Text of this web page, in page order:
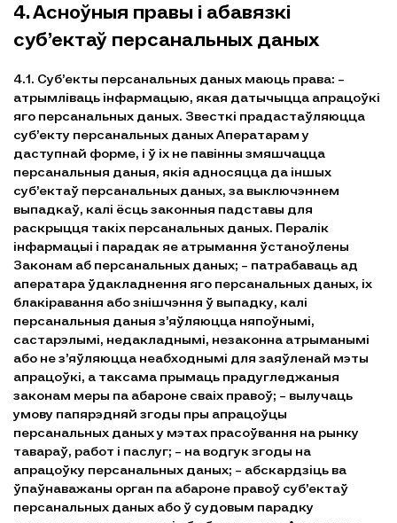
4. Асноўныя правы і абавязкі
суб’ектаў персанальных даных
4.1. Суб’екты персанальных даных маюць права: –
атрымліваць інфармацыю, якая датычыцца апрацоўкі
яго персанальных даных. Звесткі прадастаўляюцца
суб’екту персанальных даных Аператарам у
даступнай форме, і ў іх не павінны змяшчацца
персанальныя даныя, якія адносяцца да іншых
суб’ектаў персанальных даных, за выключэннем
выпадкаў, калі ёсць законныя падставы для
раскрыцця такіх персанальных даных. Пералік
інфармацыі і парадак яе атрымання ўстаноўлены
Законам аб персанальных даных; – патрабаваць ад
аператара ўдакладнення яго персанальных даных, іх
блакіравання або знішчэння ў выпадку, калі
персанальныя даныя з’яўляюцца няпоўнымі,
састарэлымі, недакладнымі, незаконна атрыманымі
або не з’яўляюцца неабходнымі для заяўленай мэты
апрацоўкі, а таксама прымаць прадугледжаныя
законам меры па абароне сваіх правоў; – вылучаць
умову папярэдняй згоды пры апрацоўцы
персанальных даных у мэтах прасоўвання на рынку
тавараў, работ і паслуг; – на водгук згоды на
апрацоўку персанальных даных; – абскардзіць ва
ўпаўнаважаны орган па абароне правоў суб’ектаў
персанальных даных або ў судовым парадку